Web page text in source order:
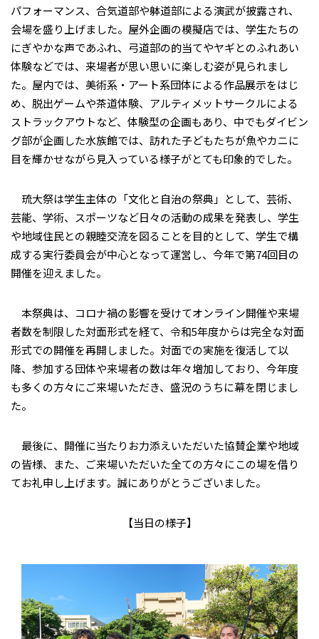
パフォーマンス、合気道部や躰道部による演武が披露され、
会場を盛り上げました。屋外企画の模擬店では、学生たちの
にぎやかな声であふれ、弓道部の的当てやヤギとのふれあい
体験などでは、来場者が思い思いに楽しむ姿が見られまし
た。屋内では、美術系・アート系団体による作品展示をはじ
め、脱出ゲームや茶道体験、アルティメットサークルによる
ストラックアウトなど、体験型の企画もあり、中でもダイビン
グ部が企画した水族館では、訪れた子どもたちが魚やカニに
目を輝かせながら見入っている様子がとても印象的でした。
琉大祭は学生主体の「文化と自治の祭典」として、芸術、
芸能、学術、スポーツなど日々の活動の成果を発表し、学生
や地域住民との親睦交流を図ることを目的として、学生で構
成する実行委員会が中心となって運営し、今年で第74回目の
開催を迎えました。
本祭典は、コロナ禍の影響を受けてオンライン開催や来場
者数を制限した対面形式を経て、令和5年度からは完全な対面
形式での開催を再開しました。対面での実施を復活して以
降、参加する団体や来場者の数は年々増加しており、今年度
も多くの方々にご来場いただき、盛況のうちに幕を閉じまし
た。
最後に、開催に当たりお力添えいただいた協賛企業や地域
の皆様、また、ご来場いただいた全ての方々にこの場を借り
てお礼申し上げます。誠にありがとうございました。
【当日の様子】